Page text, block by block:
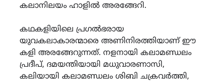
കലാനിലയം ഹാളിൽ അരങ്ങേറി.
കഥകളിയിലെ പ്രഗൽഭരായ
യുവകലാകാരന്മാരെ അണിനിരത്തിയാണ് ഈ
കളി അരങ്ങേറുന്നത്. നളനായി കലാമണ്ഡലം
പ്രദീപ്, ദമയന്തിയായി മധുവാരണാസി,
കലിയായി കലാമണ്ഡലം ശിബി ചക്രവർത്തി,